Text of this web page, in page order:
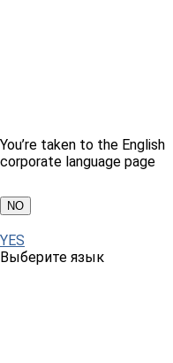
You’re taken to the English
corporate language page
NO
YES
Выберите язык